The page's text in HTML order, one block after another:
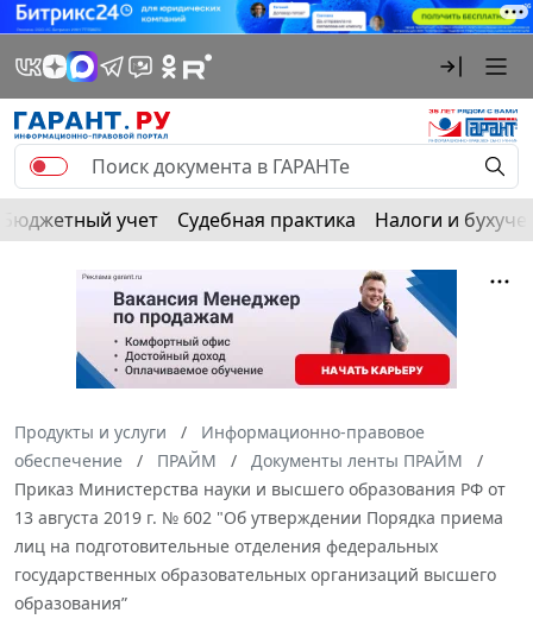
Бюджетный учет Судебная практика Налоги и
Продукты и услуги
Информационно-правовое
обеспечение
ПРАЙМ
Документы ленты ПРАЙМ
Приказ Министерства науки и высшего образования РФ от
13 августа 2019 г. № 602 "Об утверждении Порядка приема
лиц на подготовительные отделения федеральных
государственных образовательных организаций высшего
образования”